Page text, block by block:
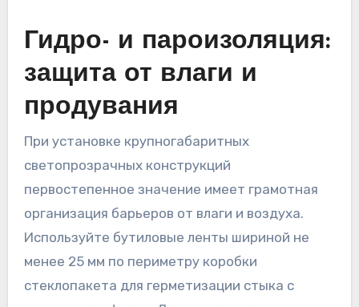
Гидро- и пароизоляция:
защита от влаги и
продувания
При установке крупногабаритных
светопрозрачных конструкций
первостепенное значение имеет грамотная
организация барьеров от влаги и воздуха.
Используйте бутиловые ленты шириной не
менее 25 мм по периметру коробки
стеклопакета для герметизации стыка с